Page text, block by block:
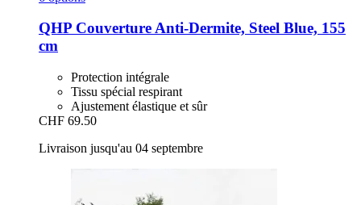
QHP Couverture Anti-​Dermite, Steel Blue, 155
cm
Protection intégrale
Tissu spécial respirant
Ajustement élastique et sûr
CHF 69.50
Livraison jusqu'au 04 septembre